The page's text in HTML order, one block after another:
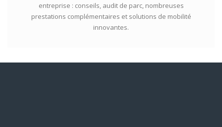
entreprise : conseils, audit de parc, nombreuses
prestations complémentaires et solutions de mobilité
innovantes.